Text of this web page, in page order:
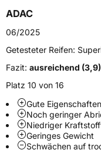
Fahrzeugtyp
Verwendung
ModellnameEcoblue 2
FahrzeugartPKW & SUV
Weitere
SchlauchtypTL
ADAC
06/2025
Getesteter Reifen:
Fazit: ausreichend (3,9)
Platz 10 von 16
Gute
Noch geringer
Niedriger
Geringes Gewicht
Schwächen auf